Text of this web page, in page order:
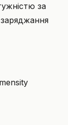
за